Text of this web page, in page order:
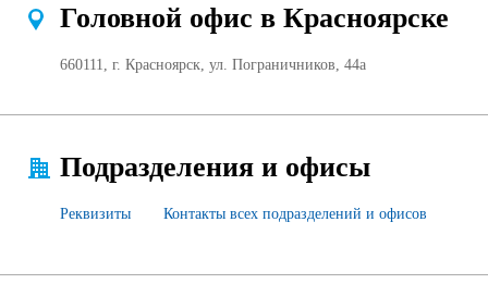
Головной офис в Красноярске
660111, г. Красноярск, ул. Пограничников, 44а
Подразделения и офисы
Реквизиты Контакты всех подразделений и офисов